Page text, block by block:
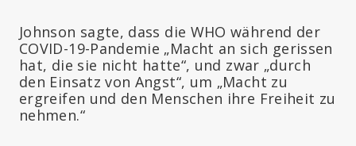
Johnson sagte, dass die WHO während der
COVID-19-Pandemie „Macht an sich gerissen
hat, die sie nicht hatte“, und zwar „durch
den Einsatz von Angst“, um „Macht zu
ergreifen und den Menschen ihre Freiheit zu
nehmen.“